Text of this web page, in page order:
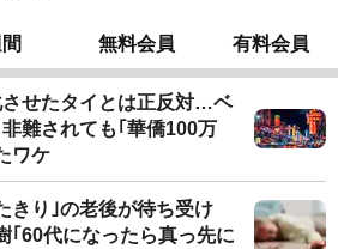
無料会員 有料会員
せたタイとは正反対…ベ
非難されても｢華僑100万
ワケ
り｣の老後が待ち受け
｢60代になったら真っ先に